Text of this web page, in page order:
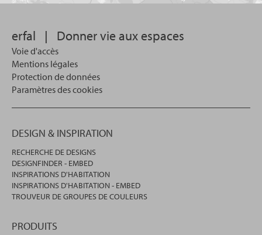
souhaitez
recherche.
erfal | Donner vie aux espaces
Voie d'accès
Mentions légales
Protection de données
Paramètres des cookies
DESIGN & INSPIRATION
RECHERCHE DE DESIGNS
DESIGNFINDER - EMBED
INSPIRATIONS D'HABITATION
INSPIRATIONS D'HABITATION - EMBED
TROUVEUR DE GROUPES DE COULEURS
PRODUITS